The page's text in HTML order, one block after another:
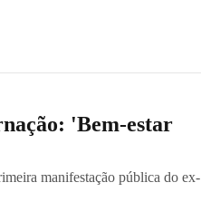
'Bem-estar
manifestação pública do ex-